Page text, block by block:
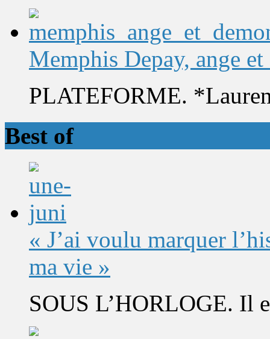
Memphis Depay, ange et
PLATEFORME.
Best of
« J’ai voulu marquer
ma vie »
SOUS L’HORLOGE. Il